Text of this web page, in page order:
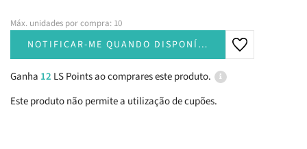
Máx. unidades por compra: 10
NOTIFICAR-ME QUANDO DISPONÍVEL
Ganha 12 LS Points ao comprares este produto.
Este produto não permite a utilização de cupões.